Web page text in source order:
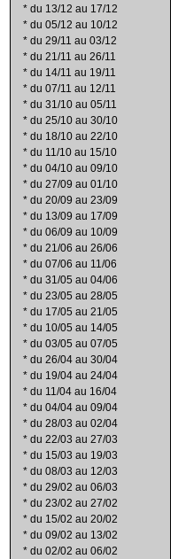
* du 13/12 au 17/12
* du 05/12 au 10/12
* du 29/11 au 03/12
* du 21/11 au 26/11
* du 14/11 au 19/11
* du 07/11 au 12/11
* du 31/10 au 05/11
* du 25/10 au 30/10
* du 18/10 au 22/10
* du 11/10 au 15/10
* du 04/10 au 09/10
* du 27/09 au 01/10
* du 20/09 au 23/09
* du 13/09 au 17/09
* du 06/09 au 10/09
* du 21/06 au 26/06
* du 07/06 au 11/06
* du 31/05 au 04/06
* du 23/05 au 28/05
* du 17/05 au 21/05
* du 10/05 au 14/05
* du 03/05 au 07/05
* du 26/04 au 30/04
* du 19/04 au 24/04
* du 11/04 au 16/04
* du 04/04 au 09/04
* du 28/03 au 02/04
* du 22/03 au 27/03
* du 15/03 au 19/03
* du 08/03 au 12/03
* du 29/02 au 06/03
* du 23/02 au 27/02
* du 15/02 au 20/02
* du 09/02 au 13/02
* du 02/02 au 06/02